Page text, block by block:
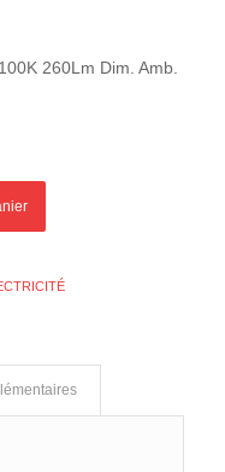
260Lm Dim. Amb.